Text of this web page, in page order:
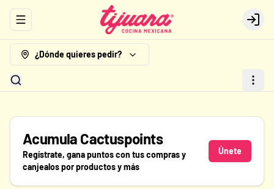
Abrir menu de navegación Login
¿Dónde quieres pedir?
Acumula Cactuspoints
Regístrate, gana puntos con tus compras y
canjealos por productos y más
Únete